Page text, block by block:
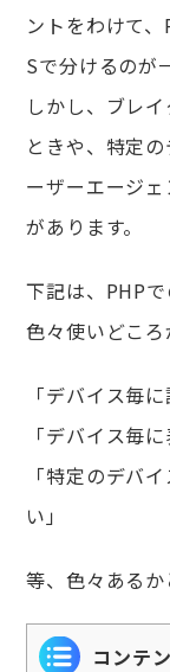
ントをわけて
Sで分けるのが
しかし、ブレ
ときや、特定
ーザーエージ
があります。
下記は、PHPで
色々使いどころ
「デバイス毎
「デバイス毎
「特定のデバ
い」
等、色々あるか
コンテ